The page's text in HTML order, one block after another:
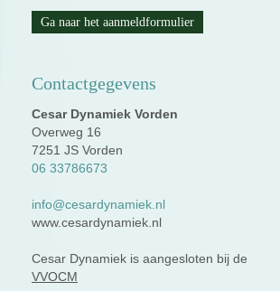
Ga naar het aanmeldformulier
Contactgegevens
Cesar Dynamiek Vorden
Overweg 16
7251 JS Vorden
06 33786673
info@cesardynamiek.nl
www.cesardynamiek.nl
Cesar Dynamiek is aangesloten bij de
VVOCM